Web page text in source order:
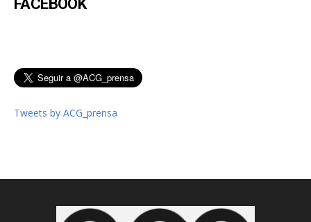
FACEBOOK
Tweets by ACG_prensa